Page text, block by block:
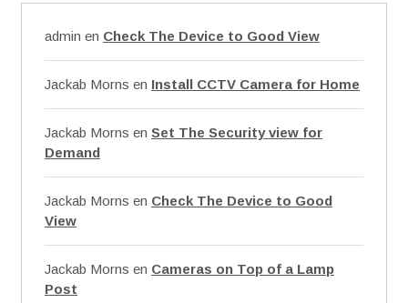
admin en Check The Device to Good View
Jackab Morns en Install CCTV Camera for Home
Jackab Morns en Set The Security view for
Demand
Jackab Morns en Check The Device to Good
View
Jackab Morns en Cameras on Top of a Lamp
Post